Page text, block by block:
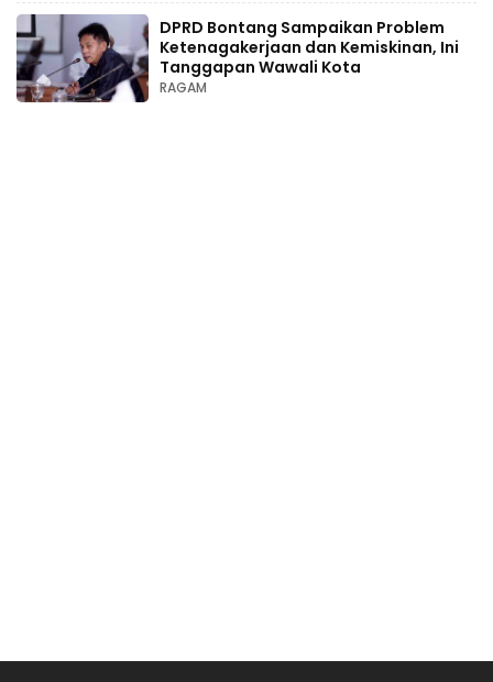
DPRD Bontang Sampaikan Problem
Ketenagakerjaan dan Kemiskinan, Ini
Tanggapan Wawali Kota
RAGAM